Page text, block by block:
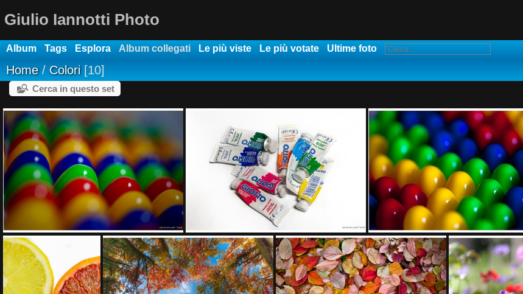
Giulio Iannotti Photo
Album Tags Esplora Album collegati Le più viste Le più votate Ultime foto
Home/ Colori 10
Cerca in questo set
IMG 3768 DSC02556 Chiodini